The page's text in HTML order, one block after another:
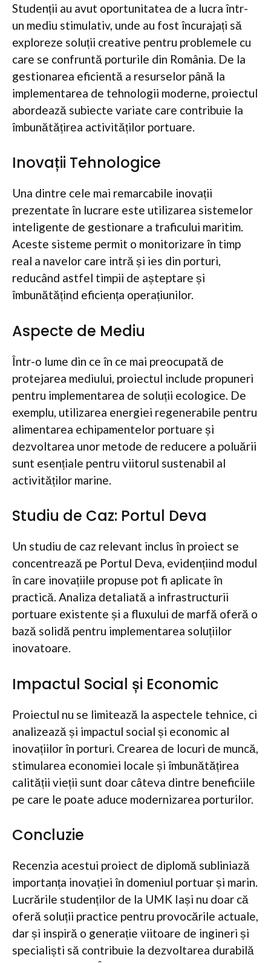
Studenții au avut oportunitatea de a lucra într-
un mediu stimulativ, unde au fost încurajați să
exploreze soluții creative pentru problemele cu
care se confruntă porturile din România. De la
gestionarea eficientă a resurselor până la
implementarea de tehnologii moderne, proiectul
abordează subiecte variate care contribuie la
îmbunătățirea activităților portuare.
Inovații Tehnologice
Una dintre cele mai remarcabile inovații
prezentate în lucrare este utilizarea sistemelor
inteligente de gestionare a traficului maritim.
Aceste sisteme permit o monitorizare în timp
real a navelor care intră și ies din porturi,
reducând astfel timpii de așteptare și
îmbunătățind eficiența operațiunilor.
Aspecte de Mediu
Într-o lume din ce în ce mai preocupată de
protejarea mediului, proiectul include propuneri
pentru implementarea de soluții ecologice. De
exemplu, utilizarea energiei regenerabile pentru
alimentarea echipamentelor portuare și
dezvoltarea unor metode de reducere a poluării
sunt esențiale pentru viitorul sustenabil al
activităților marine.
Studiu de Caz: Portul Deva
Un studiu de caz relevant inclus în proiect se
concentrează pe Portul Deva, evidențiind modul
în care inovațiile propuse pot fi aplicate în
practică. Analiza detaliată a infrastructurii
portuare existente și a fluxului de marfă oferă o
bază solidă pentru implementarea soluțiilor
inovatoare.
Impactul Social și Economic
Proiectul nu se limitează la aspectele tehnice, ci
analizează și impactul social și economic al
inovațiilor în porturi. Crearea de locuri de muncă,
stimularea economiei locale și îmbunătățirea
calității vieții sunt doar câteva dintre beneficiile
pe care le poate aduce modernizarea porturilor.
Concluzie
Recenzia acestui proiect de diplomă subliniază
importanța inovației în domeniul portuar și marin.
Lucrările studenților de la UMK Iași nu doar că
oferă soluții practice pentru provocările actuale,
dar și inspiră o generație viitoare de ingineri și
specialiști să contribuie la dezvoltarea durabilă